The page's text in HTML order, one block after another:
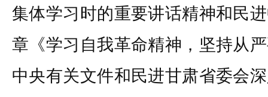
集体学习时的重要讲话精神和民
章《学习自我革命精神，坚持从
中央有关文件和民进甘肃省委会